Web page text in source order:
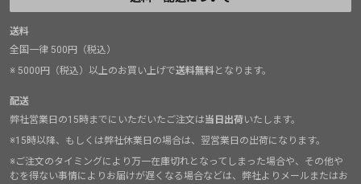
送料
全国一律 500円（税込）
※ 5000円（税込）以上のお買い上げで送料無料となります。
配送
弊社営業日の15時までにいただいたご注文は当日出荷いたします。
※15時以降、もしくは弊社休業日の場合は、翌営業日の出荷になります。
※ご注文のタイミングにより万一在庫切れとなってしまった場合や、その他や
むを得ない事情によりお届けが遅くなる場合などは、弊社よりメールまたはお